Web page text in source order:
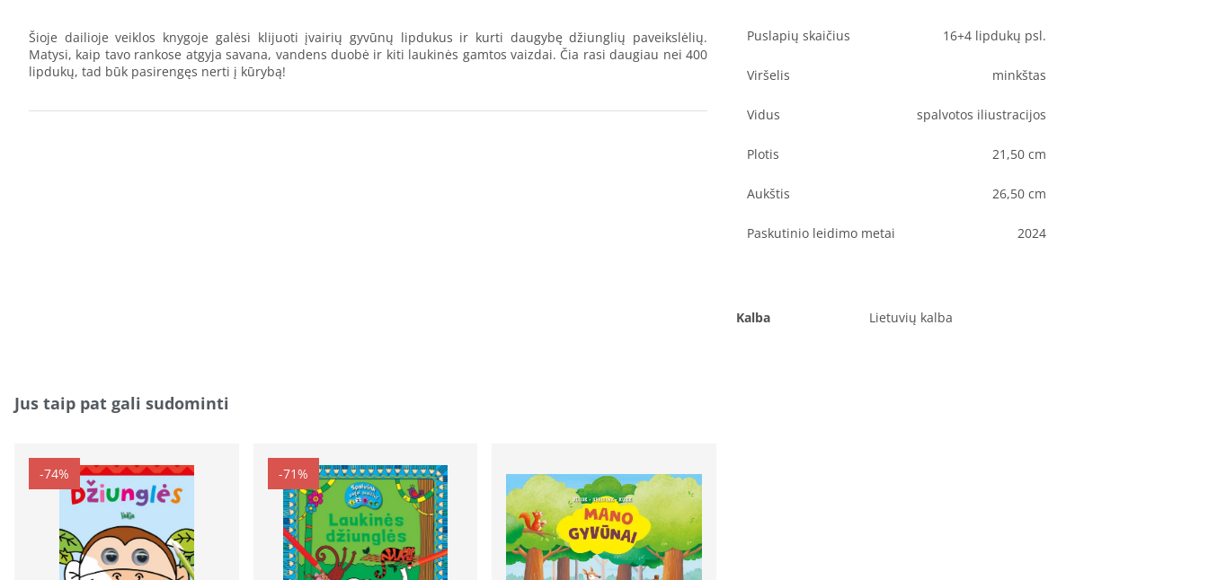
Šioje dailioje veiklos knygoje galėsi klijuoti įvairių gyvūnų lipdukus ir kurti daugybę džiunglių paveikslėlių.
Matysi, kaip tavo rankose atgyja savana, vandens duobė ir kiti laukinės gamtos vaizdai. Čia rasi daugiau nei 400
lipdukų, tad būk pasirengęs nerti į kūrybą!
Puslapių skaičius 16+4 lipdukų psl.
Viršelis minkštas
Vidus spalvotos iliustracijos
Plotis 21,50 cm
Aukštis 26,50 cm
Paskutinio leidimo metai 2024
Kalba Lietuvių kalba
Jus taip pat gali sudominti
-74% -71%